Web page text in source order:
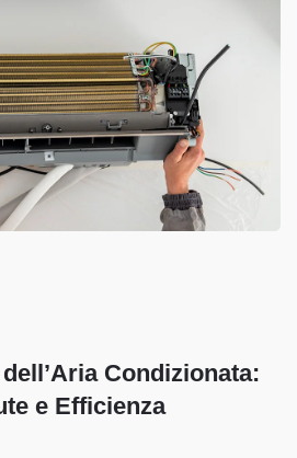
Condizionata:
e Efficienza